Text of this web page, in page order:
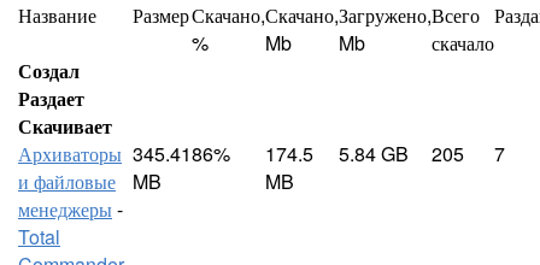
Название РазмерСкачано,
%
Скачано,
Mb
Загружено,
Mb
Всего
скачало
Создал
Раздает
Скачивает
Архиваторы
и файловые
менеджеры-
Total
345.41
MB
86%
174.5
MB
5.84 GB 205 7